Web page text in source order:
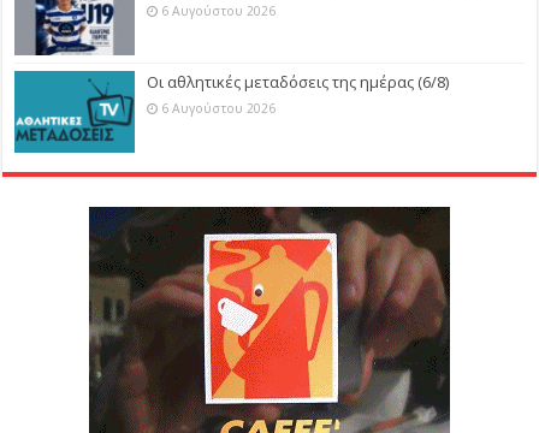
6 Αυγούστου 2026
Οι αθλητικές μεταδόσεις της ημέρας (6/8)
6 Αυγούστου 2026